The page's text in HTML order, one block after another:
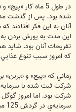
در طول 5 ماه كار
شده بود. پس از گذشت
آنان به اين فكر افتادند
اين مدت به يورش بردن
تفريحات آنان بود. شايد
كه امروز سبب تنوع غذايي 8000 كارمند اين شركت شده است.
زماني كه «پيج» و «برين»
سرمايه‌ي در گردش 125 ميليارد دلار در بازار است.